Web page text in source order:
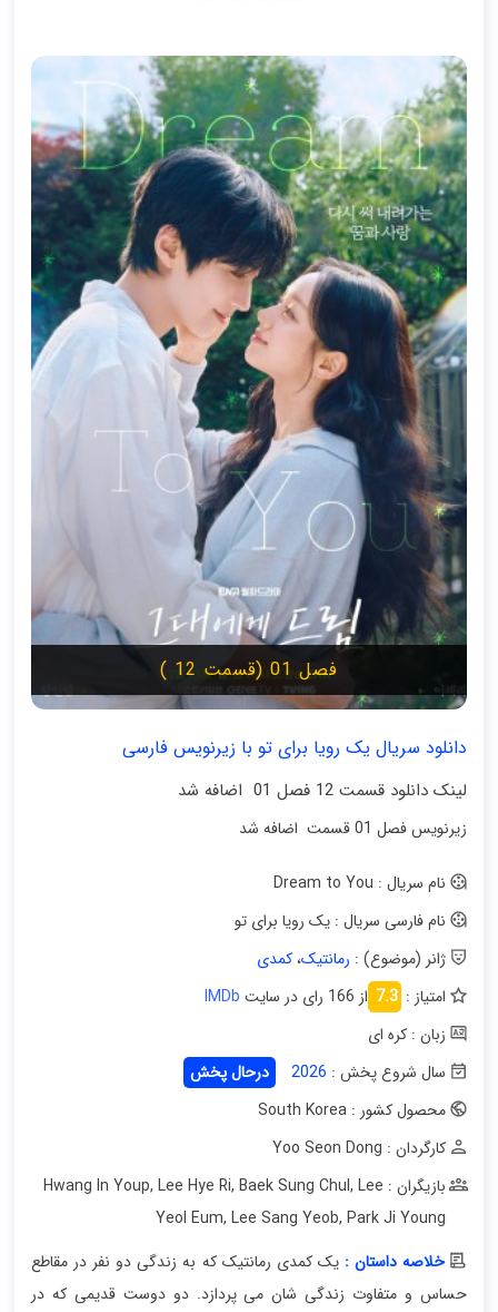
فصل 01 (قسمت 12 )
دانلود سریال یک رویا برای تو با زیرنویس فارسی
لینک دانلود قسمت 12 فصل 01 اضافه شد
زیرنویس فصل 01 قسمت اضافه شد
نام سریال : Dream to You
نام فارسی سریال : یک رویا برای تو
ژانر (موضوع) : رمانتیک،کمدی
امتیاز : 7.3 از 166 رای در سایت
IMDb
زبان : کره ای
سال شروع پخش : 2026
درحال پخش
محصول کشور : South Korea
کارگردان : Yoo Seon Dong
بازیگران : Hwang In Youp
, Lee Hye Ri, Baek Sung Chul, Lee
Yeol Eum, Lee Sang Yeob, Park Ji Young
خلاصه داستان :یک کمدی رمانتیک که به زندگی دو نفر در مقاطع
حساس و متفاوت زندگی شان می پردازد. دو دوست قدیمی که در